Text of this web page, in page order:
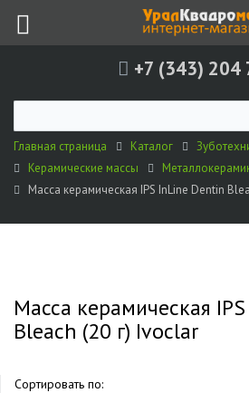
+7 (343) 204
Главная страница Каталог
Керамические массы
Масса керамическая IPS InLine Dentin
Масса керамическая
Bleach (20 г) Ivoclar
Сортировать по: